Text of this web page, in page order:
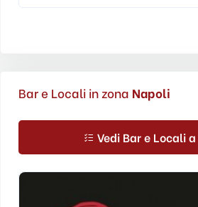
Bar e Locali in zona Napoli
Vedi Bar e Locali a